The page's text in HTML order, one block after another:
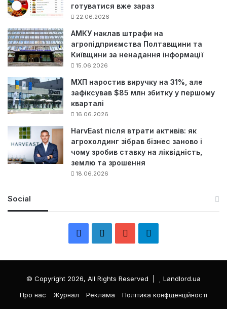
готуватися вже зараз
22.06.2026
АМКУ наклав штрафи на
агропідприємства Полтавщини та
Київщини за ненадання інформації
15.06.2026
МХП наростив виручку на 31%, але
зафіксував $85 млн збитку у першому
кварталі
16.06.2026
HarvEast після втрати активів: як
агрохолдинг зібрав бізнес заново і
чому зробив ставку на ліквідність,
землю та зрошення
18.06.2026
Social
e
k
T
л
е
© Copyright 2026, All Rights Reserved |
Landlord.ua
Про нас
Журнал Реклама
Політика конфіденційності